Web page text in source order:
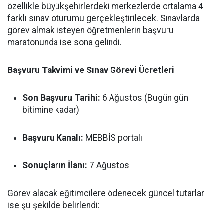
özellikle büyükşehirlerdeki merkezlerde ortalama 4
farklı sınav oturumu gerçekleştirilecek. Sınavlarda
görev almak isteyen öğretmenlerin başvuru
maratonunda ise sona gelindi.
Başvuru Takvimi ve Sınav Görevi Ücretleri
Son Başvuru Tarihi: 6 Ağustos (Bugün gün
bitimine kadar)
Başvuru Kanalı: MEBBİS portalı
Sonuçların İlanı: 7 Ağustos
Görev alacak eğitimcilere ödenecek güncel tutarlar
ise şu şekilde belirlendi: